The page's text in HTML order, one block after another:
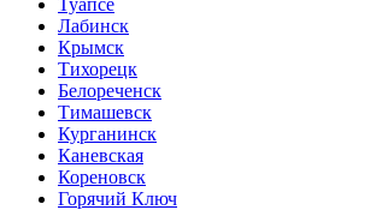
Лабинск
Крымск
Тихорецк
Белореченск
Тимашевск
Курганинск
Каневская
Кореновск
Горячий Ключ